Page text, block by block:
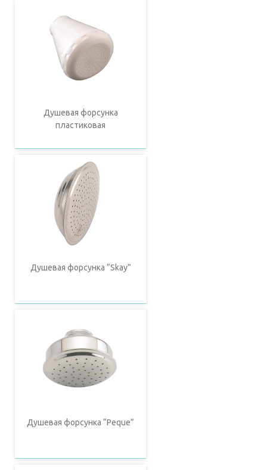
Душевая форсунка
пластиковая
Душевая форсунка “Skay”
Душевая форсунка “Peque”